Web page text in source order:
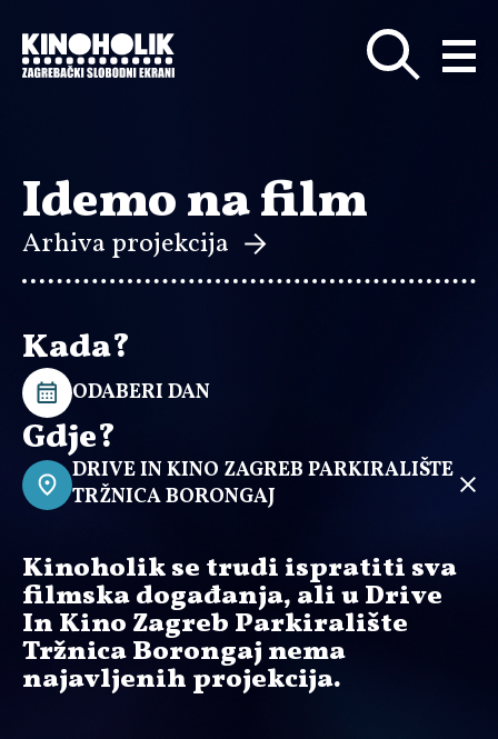
glavni
sadržaj
Idemo na film
Arhiva projekcija
Kada?
ODABERI DAN
Gdje?
DRIVE IN KINO ZAGREB PARKIRALIŠTE
TRŽNICA BORONGAJ
Kinoholik se trudi ispratiti sva
filmska događanja, ali u Drive
In Kino Zagreb Parkiralište
Tržnica Borongaj nema
najavljenih projekcija.